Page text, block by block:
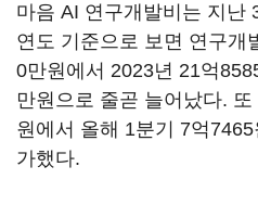
마음 AI 연구개발비는 지난
연도 기준으로 보면 연구개
0만원에서 2023년 21억
만원으로 줄곧 늘어났다.
원에서 올해 1분기 7억
가했다.